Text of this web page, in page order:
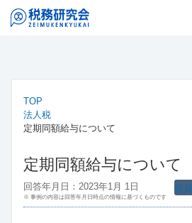
TOP
法人税
定期同額給与について
定期同額給与について
役
回答年月日：2023年1月 1日
※ 事例の内容は回答年月日時点の情報に基づくものです